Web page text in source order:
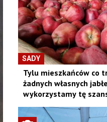
SADY
Tylu mieszkańców co
żadnych własnych
wykorzystamy tę